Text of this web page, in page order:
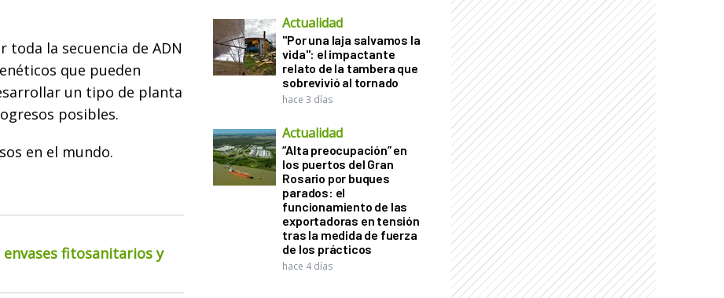
la secuencia de ADN
que pueden
un tipo de planta
posibles.
en el mundo.
fitosanitarios y
Actualidad
"Por una laja salvamos la
vida": el impactante
relato de la tambera que
sobrevivió al tornado
hace 3 días
Actualidad
“Alta preocupación” en
los puertos del Gran
Rosario por buques
parados: el
funcionamiento de las
exportadoras en tensión
tras la medida de fuerza
de los prácticos
hace 4 días